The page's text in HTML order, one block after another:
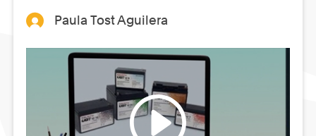
Paula Tost Aguilera